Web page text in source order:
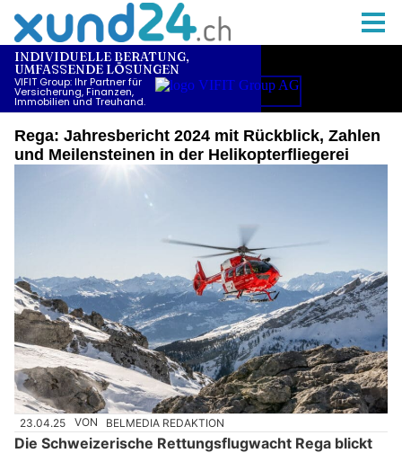
Rega: Jahresbericht 2024 mit Rückblick, Zahlen
und Meilensteinen in der Helikopterfliegerei
23.04.25 VON BELMEDIA REDAKTION
Die Schweizerische Rettungsflugwacht Rega blickt